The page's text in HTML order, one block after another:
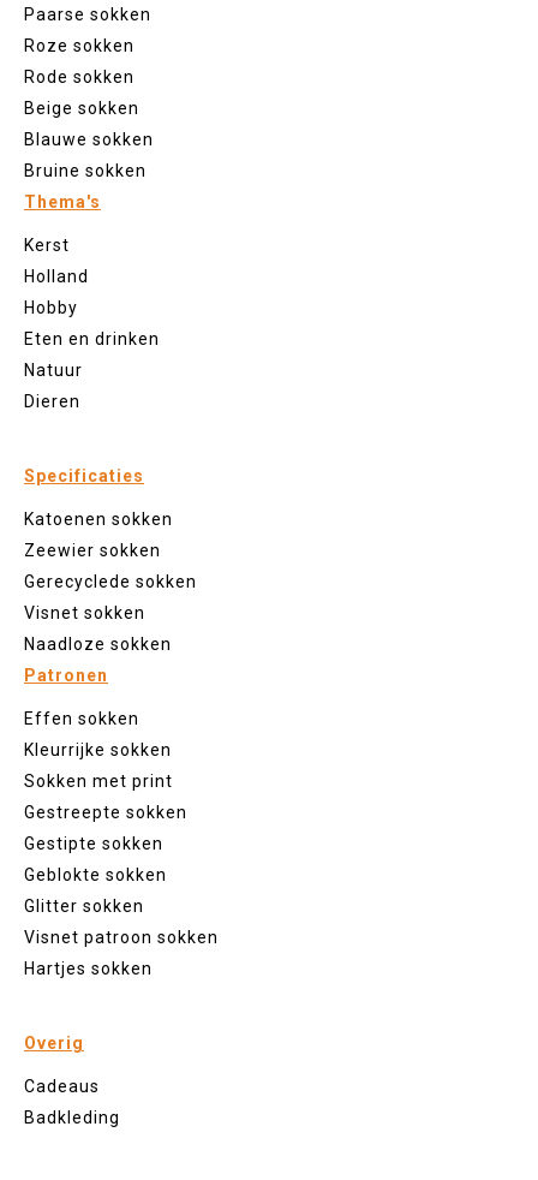
Paarse sokken
Roze sokken
Rode sokken
Beige sokken
Blauwe sokken
Bruine sokken
Thema's
Kerst
Holland
Hobby
Eten en drinken
Natuur
Dieren
Specificaties
Katoenen sokken
Zeewier sokken
Gerecyclede sokken
Visnet sokken
Naadloze sokken
Patronen
Effen sokken
Kleurrijke sokken
Sokken met print
Gestreepte sokken
Gestipte sokken
Geblokte sokken
Glitter sokken
Visnet patroon sokken
Hartjes sokken
Overig
Cadeaus
Badkleding